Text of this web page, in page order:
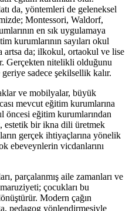
da, yöntemleri de geleneksel
Montessori, Waldorf,
en sık uygulamaya
kurumlarının sayıları okul
artsa da; ilkokul, ortaokul ve lise
Gerçekten nitelikli olduğunu
sadece şekilsellik kalır.
ve mobilyalar, büyük
mevcut eğitim kurumlarına
öncesi eğitim kurumlarından
estetik bir ikna dili üretmek
gerçek ihtiyaçlarına yönelik
ebeveynlerin vicdanlarını
parçalanmış aile zamanları ve
çocukları bu
Modern çağın
pedagog yönlendirmesiyle